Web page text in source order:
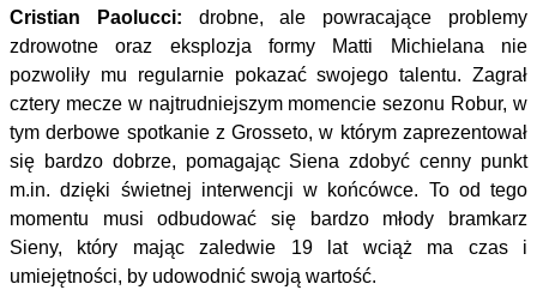
Cristian Paolucci: drobne, ale powracające problemy
zdrowotne oraz eksplozja formy Matti Michielana nie
pozwoliły mu regularnie pokazać swojego talentu. Zagrał
cztery mecze w najtrudniejszym momencie sezonu Robur, w
tym derbowe spotkanie z Grosseto, w którym zaprezentował
się bardzo dobrze, pomagając Siena zdobyć cenny punkt
m.in. dzięki świetnej interwencji w końcówce. To od tego
momentu musi odbudować się bardzo młody bramkarz
Sieny, który mając zaledwie 19 lat wciąż ma czas i
umiejętności, by udowodnić swoją wartość.